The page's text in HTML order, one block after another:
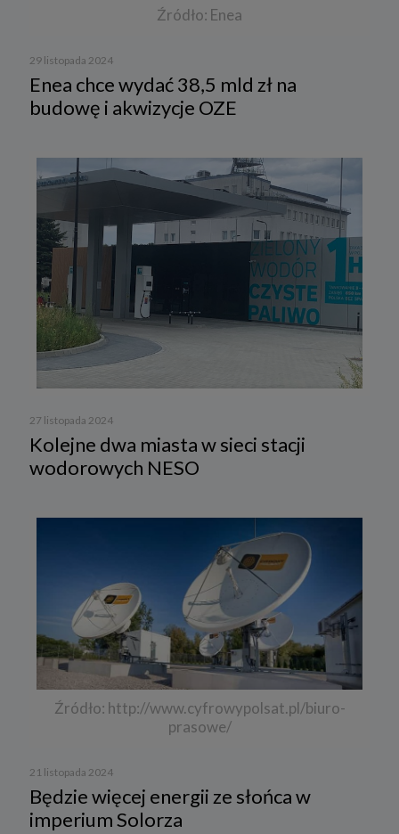
Źródło: Enea
29 listopada 2024
Enea chce wydać 38,5 mld zł na
budowę i akwizycje OZE
27 listopada 2024
Kolejne dwa miasta w sieci stacji
wodorowych NESO
Źródło: http://www.cyfrowypolsat.pl/biuro-
prasowe/
21 listopada 2024
Będzie więcej energii ze słońca w
imperium Solorza